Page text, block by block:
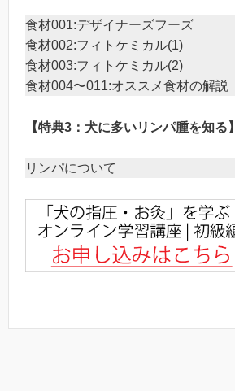
食材001:デザイナーズフーズ
食材002:フィトケミカル(1)
食材003:フィトケミカル(2)
食材004〜011:オススメ食材の解説
【特典3：犬に多いリンパ腫を知る】
リンパについて